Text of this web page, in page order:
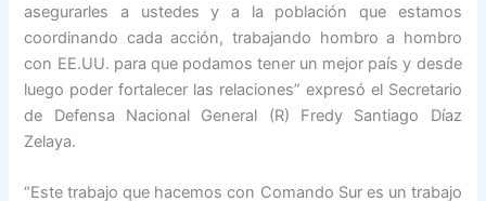
asegurarles a ustedes y a la población que estamos
coordinando cada acción, trabajando hombro a hombro
con EE.UU. para que podamos tener un mejor país y desde
luego poder fortalecer las relaciones” expresó el Secretario
de Defensa Nacional General (R) Fredy Santiago Díaz
Zelaya.
“Este trabajo que hacemos con Comando Sur es un trabajo